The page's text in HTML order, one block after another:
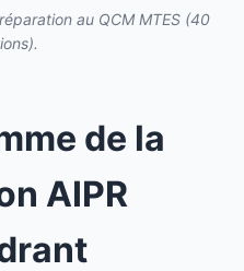
au QCM MTES (40
de la
AIPR